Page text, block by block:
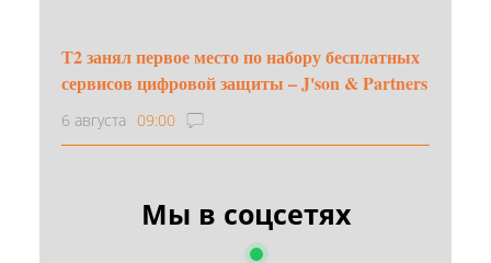
Т2 занял первое место по набору бесплатных
сервисов цифровой защиты – J'son & Partners
6 августа 09:00
Мы в соцсетях